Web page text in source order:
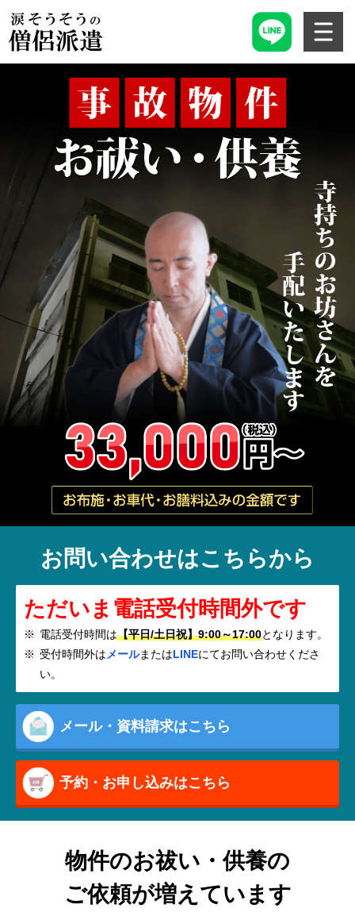
お問い合わせはこちらから
ただいま電話受付時間外です
電話受付時間は【平日/土日祝】9:00～17:00となります。
受付時間外はメールまたはLINEにてお問い合わせくださ
い。
メール・資料請求はこちら
予約・お申し込みはこちら
物件のお祓い・供養の
ご依頼が増えています